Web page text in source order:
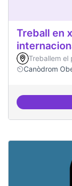
Treball en
Treballem el
Canòdrom